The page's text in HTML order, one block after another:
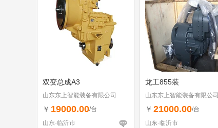
双变总成A3
山东东上智能装备有限公司
￥ 19000.00/台
山东-临沂市
龙工855装
山东东上智能装备有限公司
￥ 21000.00/台
山东-临沂市